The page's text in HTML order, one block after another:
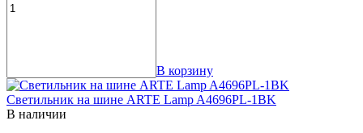
В корзину
Светильник на шине ARTE Lamp A4696PL-1BK
В наличии